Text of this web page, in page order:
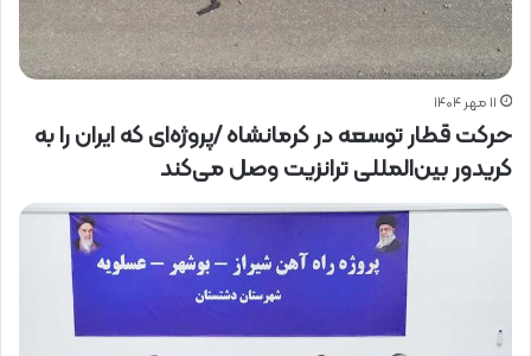
۱۱ مهر ۱۴۰۴
حرکت قطار توسعه در کرمانشاه /پروژه‌ای که ایران را به
کریدور بین‌المللی ترانزیت وصل می‌کند